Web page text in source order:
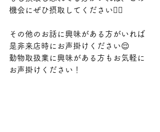
機会にぜひ摂取してください🙇‍♀️
その他のお話に興味がある方がいれば
是非来店時にお声掛けください😌
動物取扱業に興味がある方もお気軽に
お声掛けください！